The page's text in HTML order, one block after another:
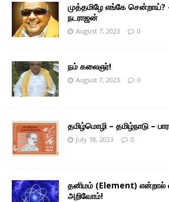
முத்தமிழே எங்கே சென்றாய்?
நடராஜன்
August 7, 2023 0
நம் கலைஞர்!
August 7, 2023 0
தமிழ்மொழி – தமிழ்நாடு –
July 18, 2023 0
தனிமம் (Element) என்றால்
அறிவோம்!